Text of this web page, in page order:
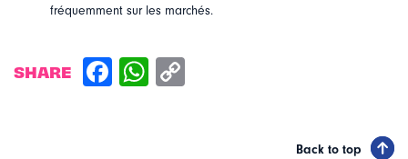
fréquemment sur les marchés.
SHARE
Back to top